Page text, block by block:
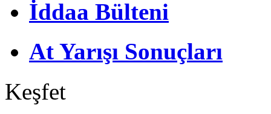
İddaa Bülteni
At Yarışı Sonuçları
Keşfet